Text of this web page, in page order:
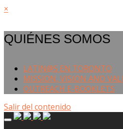
×
QUIÉNES SOMOS
LATIN@S EN TORONTO
MISSION, VISION AND
OUTREACH E-BOOKLETS
Salir del contenido